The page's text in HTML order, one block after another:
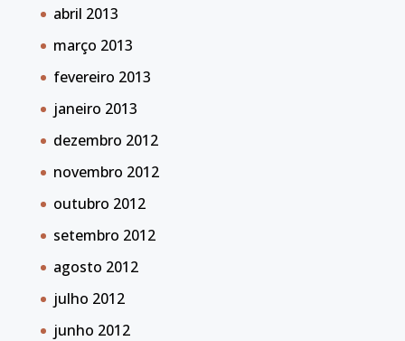
abril 2013
março 2013
fevereiro 2013
janeiro 2013
dezembro 2012
novembro 2012
outubro 2012
setembro 2012
agosto 2012
julho 2012
junho 2012